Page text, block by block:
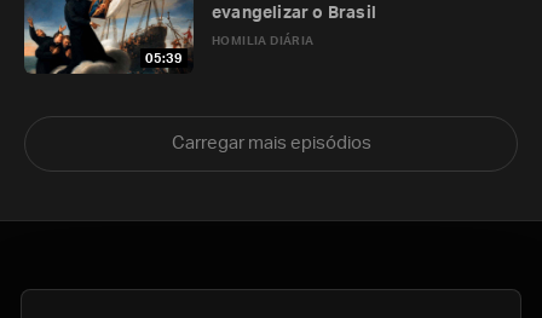
05:39
HOMILIA DIÁRIA
evangelizar o Brasil
Carregar mais episódios